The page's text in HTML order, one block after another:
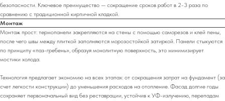
безопасности. Ключевое преимущество — сокращение сроков работ в 2-3 раза по
сравнению с традиционной кирпичной кладкой.
Монтаж
Монтаж прост: термопанели закрепляются на стены с помощью саморезов и клей пены,
после чего швы между плиткой заполняются морозостойкой затиркой. Панели стыкуются
по принципу «паз-гребень», образуя монолитную поверхность, это минимизирует
мостики холода.
Технология предлагает экономию на всех этапах: от сокращения затрат на фундамент (за
счет легкости конструкции) до уменьшения расходов на отопление. Фасад долгие годы
сохраняет первоначальный вид без реставрации, устойчив к УФ-излучению, перепадам